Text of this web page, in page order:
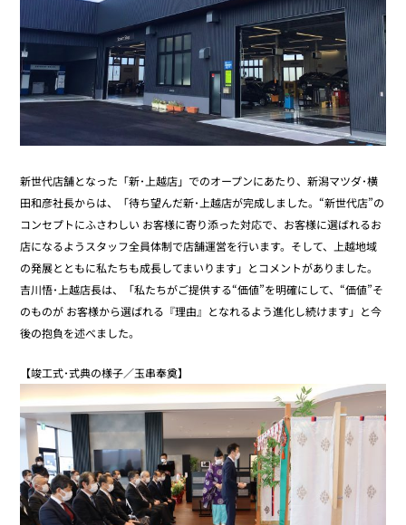
新世代店舗となった「新･上越店」でのオープンにあたり、新潟マツダ･横
田和彦社長からは、「待ち望んだ新･上越店が完成しました。“新世代店”の
コンセプトにふさわしい お客様に寄り添った対応で、お客様に選ばれるお
店になるようスタッフ全員体制で店舗運営を行います。そして、上越地域
の発展とともに私たちも成長してまいります」とコメントがありました。
吉川悟･上越店長は、「私たちがご提供する“価値”を明確にして、“価値”そ
のものが お客様から選ばれる『理由』となれるよう進化し続けます」と今
後の抱負を述べました。
【竣工式･式典の様子／玉串奉奠】